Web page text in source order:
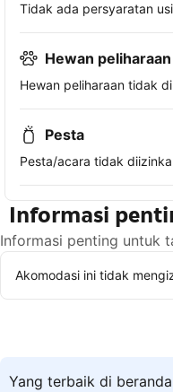
Tidak ada persyaratan
Hewan peliharaan
Hewan peliharaan tidak
Pesta
Pesta/acara tidak
Informasi
Informasi penting untuk
Akomodasi ini tidak
Yang terbaik di